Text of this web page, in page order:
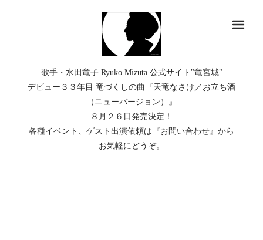
歌手・水田竜子 Ryuko Mizuta 公式サイト"竜宮城"
デビュー３３年目 竜づくしの曲『天竜なさけ／お立ち酒
（ニューバージョン）』
８月２６日発売決定！
各種イベント、ゲスト出演依頼は『お問い合わせ』から
お気軽にどうぞ。